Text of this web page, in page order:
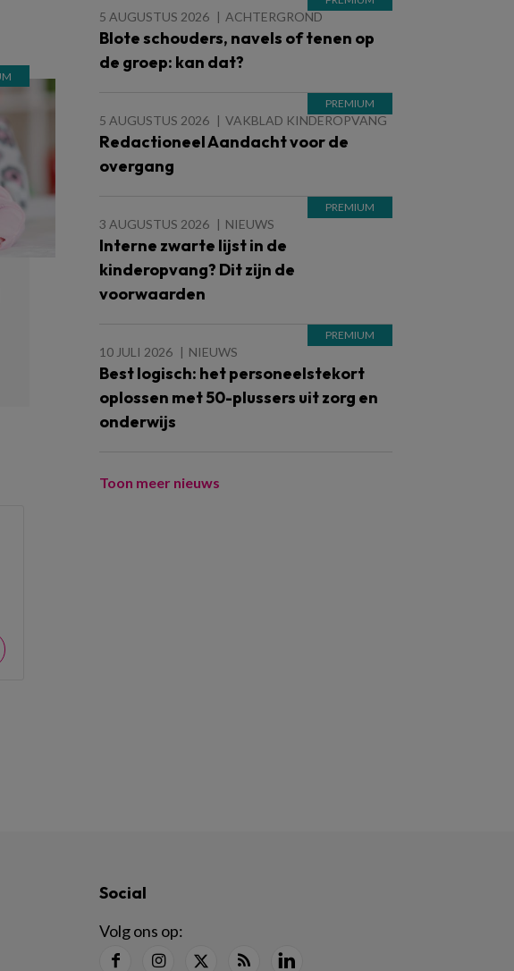
5 AUGUSTUS 2026 ACHTERGROND
Blote schouders, navels of tenen op
de groep: kan dat?
5 AUGUSTUS 2026 VAKBLAD KINDEROPVANG
Redactioneel Aandacht voor de
overgang
3 AUGUSTUS 2026 NIEUWS
Interne zwarte lijst in de
kinderopvang? Dit zijn de
voorwaarden
10 JULI 2026 NIEUWS
Best logisch: het personeelstekort
oplossen met 50-plussers uit zorg en
onderwijs
Toon meer nieuws
Social
Volg ons op: